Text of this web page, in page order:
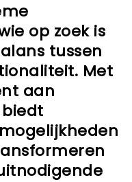
op zoek is
tussen
Met
aan